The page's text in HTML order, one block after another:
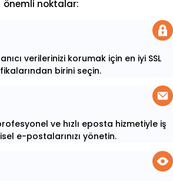
önemli noktalar:
verilerinizi korumak için en iyi SSL
birini seçin.
ve hızlı eposta hizmetiyle iş
e-postalarınızı yönetin.